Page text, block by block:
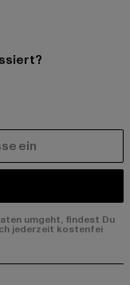
umgeht, findest Du
jederzeit kostenfei